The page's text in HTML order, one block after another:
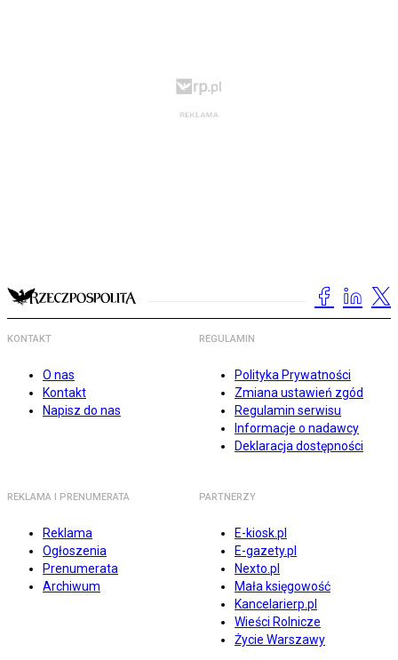
KONTAKT
O nas
Kontakt
Napisz do nas
REGULAMIN
Polityka Prywatności
Zmiana ustawień zgód
Regulamin serwisu
Informacje o nadawcy
Deklaracja dostępności
REKLAMA I PRENUMERATA
Reklama
Ogłoszenia
Prenumerata
Archiwum
PARTNERZY
E-kiosk.pl
E-gazety.pl
Nexto.pl
Mała księgowość
Kancelarierp.pl
Wieści Rolnicze
Życie Warszawy